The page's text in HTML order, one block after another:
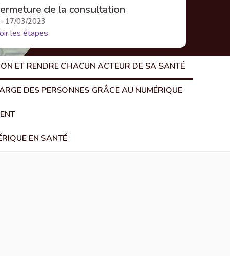
de la consultation
17/03/2023
les étapes
ET RENDRE CHACUN ACTEUR DE SA SANTÉ
DES PERSONNES GRÂCE AU NUMÉRIQUE
EN SANTÉ